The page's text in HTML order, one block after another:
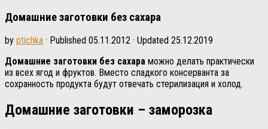
Домашние заготовки без сахара
by ptichka · Published 05.11.2012 · Updated 25.12.2019
Домашние заготовки без сахара можно делать практически
из всех ягод и фруктов. Вместо сладкого консерванта за
сохранность продукта будут отвечать стерилизация и холод.
Домашние заготовки – заморозка